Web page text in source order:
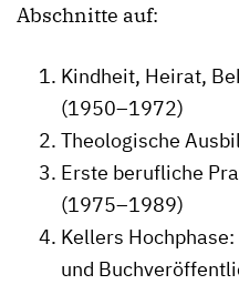
Abschnitte auf:
Kindheit, Heirat,
(1950–1972)
Theologische
Erste berufliche
(1975–1989)
Kellers
und